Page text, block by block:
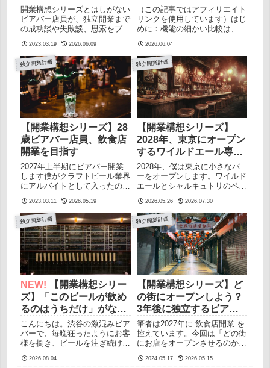
ら改名しました）
開業構想シリーズとはしがない
ビアバー店員が、独立開業まで
の成功談や失敗談、思索をブロ
す。詳しくは下のリンクをご覧
ください。ついでに、筆者
（satoshi）は何者？という方
向けにはプロフィールをご用意
しています。お店の名前を
「Pedi」から「WILD ALE
CLUB」に変更しました以前こ
のブログで、開業するお店の名
前を 「Pedi」（ペディ） とし
て発表しました。サワービール
製造に欠かせない菌
「Pediococcus」（ペディオコ
ッカス）から取った、僕なりに
思い入れのある名前でした。で
すが、構想を練り直す中で、こ
の名前を手放す...
2023.03.19 2026.06.09
き理由【唯一の弱点も正
直に話します】
（この記事ではアフィリエイト
リンクを使用しています）はじ
めに：機能の細かい比較は、他
ジを比較しようとして検索する
と、出てくるのは「手数料
0.01%の違い」や「機能一覧の
◯×表」がきれいに並んだ記事
ばかり。正直、あれを読んでも
現場で使う自分の姿は1ミリも
想像できませんでした。なぜな
ら、その多くが実際に毎日レジ
を叩いていない人が書いたカタ
ログスペックの寄せ集めだから
です。（悪口ではないです。）
だから先に宣言しておきます。
手数料の細かい違いや全機能の
一覧が知りたい方は、それを丁
寧にまとめてくれている他の比
較サイトを見てください。
こ...
2026.06.04
独立開業計画
【開業構想シリーズ】28
歳ビアバー店員、飲食店
開業を目指す
2027年上半期にビアバー開業
します僕がクラフトビール業界
にアルバイトとして入ったのが
歳で何も使い物にならなかった
小僧を、当時働き始めたお店の
オーナーは快く受け入れてくれ
ました。（そのお世話になった
オーナーのことはまたいつか記
事にさせていただきます）あの
時から10年後の2027年、僕の
20代が終わる年にビアバーを開
業することに決めました。そも
そも筆者（さとし）のことをよ
く知らない方が大半だと思いま
すので、よければ下のリンクか
ら僕のプロフィールをご覧くだ
さい。このブログで開業までの
道のりを実況中継していきます
ので、興味のあ...
2023.03.11 2026.05.19
独立開業計画
【開業構想シリーズ】
2028年、東京にオープン
するワイルドエール専門
バー——店舗コンセプト
と顧客体験のすべてを公
開します
2028年、僕は東京に小さなバ
ーをオープンします。ワイルド
エールとシャルキュトリのペア
ー席だけの店。大学時代のスコ
ティッシュパブから始まり、ブ
ルーパブ、ブルワリーでの製
造、そして現在のMikkeller
Tokyoまで、約9年にわたって
クラフトビール業界のあらゆる
現場に立ってきました。その9
年間、ずっと頭の片隅にあった
問いがあります。「自分なら、
どんな空間で、どんな体験をお
客さんに届けたいか」この記事
では、その問いに対する現時点
での答えをすべて公開します。
ただの「こんなお店にしたい
な」という夢物語ではありませ
ん。原価率の設計、...
2026.05.26 2026.07.30
独立開業計画
NEW!
【開業構想シリー
ズ】「このビールが飲め
るのはうちだけ」がなく
なりつつある今、ビアバ
ーは何を差別化すべきか
こんにちは。渋谷の激混みビア
バーで、毎晩狂ったようにお客
様を捌き、ビールを注ぎ続けて
近、カウンター越しにお客さん
2026.08.04
独立開業計画
【開業構想シリーズ】ど
の街にオープンしよう？
3年後に独立するビアバ
ー店員の思考回路 | 飲食
店開業
筆者は2027年に 飲食店開業 を
控えています。今回は「どの街
にお店をオープンさせるのか」
興味があるワイルドエールや肉
2024.05.17 2026.05.15